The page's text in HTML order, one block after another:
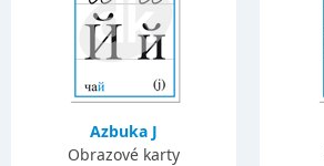
Azbuka J
Obrazové karty